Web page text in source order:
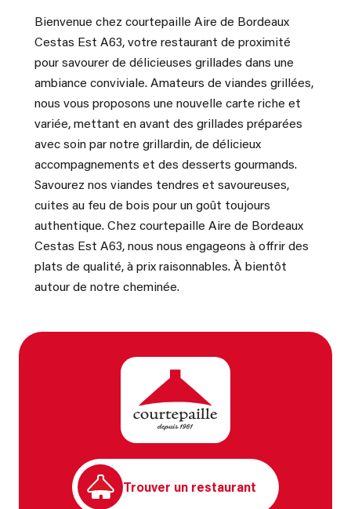
Bienvenue chez courtepaille Aire de Bordeaux
Cestas Est A63, votre restaurant de proximité
pour savourer de délicieuses grillades dans une
ambiance conviviale. Amateurs de viandes grillées,
nous vous proposons une nouvelle carte riche et
variée, mettant en avant des grillades préparées
avec soin par notre grillardin, de délicieux
accompagnements et des desserts gourmands.
Savourez nos viandes tendres et savoureuses,
cuites au feu de bois pour un goût toujours
authentique. Chez courtepaille Aire de Bordeaux
Cestas Est A63, nous nous engageons à offrir des
plats de qualité, à prix raisonnables. À bientôt
autour de notre cheminée.
Trouver un restaurant